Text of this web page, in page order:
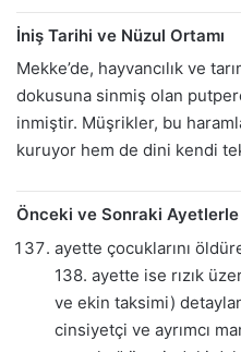
İniş Tarihi ve Nüzul Ortamı
Mekke’de, hayvancılık ve
dokusuna sinmiş olan
inmiştir. Müşrikler, bu
kuruyor hem de dini kendi
Önceki ve Sonraki Ayetlerle
ayette çocuklarını
138. ayette ise rızık
ve ekin taksimi)
cinsiyetçi ve ayrımcı